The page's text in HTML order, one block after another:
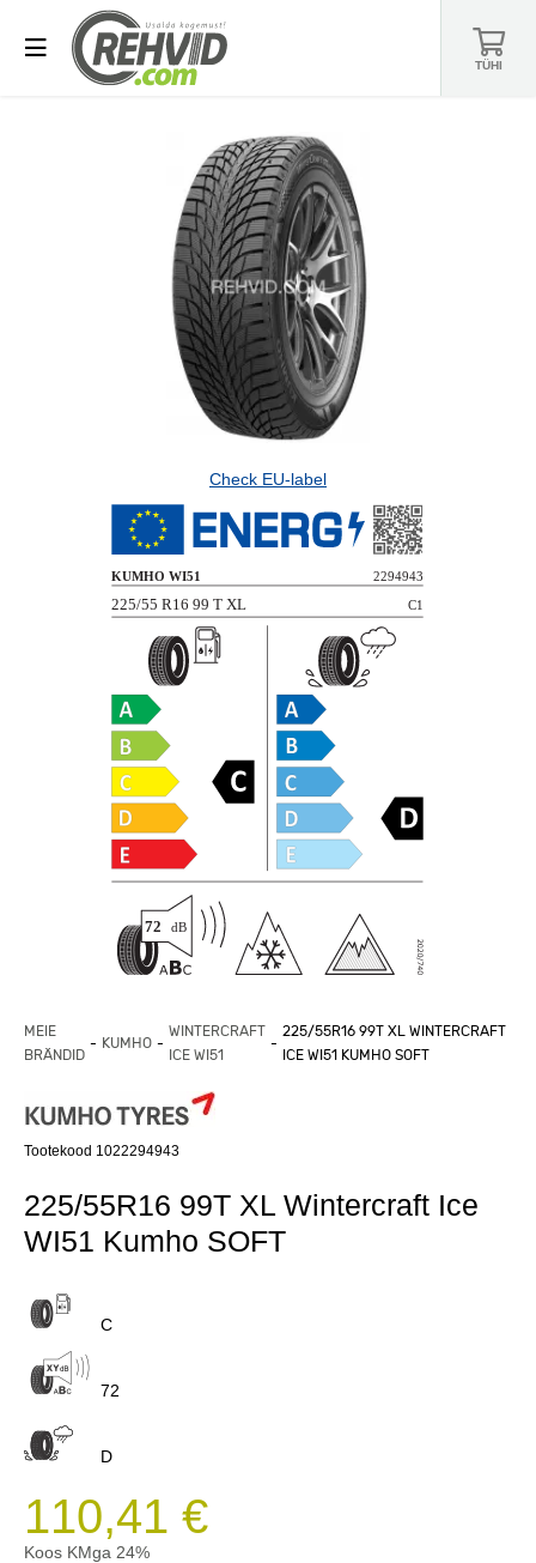
TÜHI
MEIE
BRÄNDID
KUMHO
WINTERCRAFT
ICE WI51
225/55R16 99T XL WINTERCRAFT
ICE WI51 KUMHO SOFT
Tootekood 1022294943
225/55R16 99T XL Wintercraft Ice
WI51 Kumho SOFT
C
72
D
110,41 €
Koos KMga 24%
Check EU-label